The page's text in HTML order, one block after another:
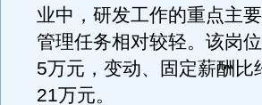
业中，研发工作的重点主
管理任务相对较轻。该岗
5万元，变动、固定薪酬
21万元。